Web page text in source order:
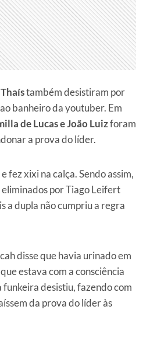
também desistiram por
banheiro da youtuber. Em
de Lucas e João Luizforam
a prova do líder.
fez xixi na calça. Sendo assim,
por Tiago Leifert
a dupla não cumpriu a regra
disse que havia urinado em
estava com a consciência
funkeira desistiu, fazendo com
da prova do líder às